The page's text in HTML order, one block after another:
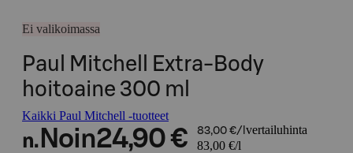
Ei valikoimassa
Paul Mitchell Extra-Body
hoitoaine 300 ml
Kaikki Paul Mitchell -tuotteet
n. Noin24,90 € 83,00 €/l vertailuhinta
83,00 €/l